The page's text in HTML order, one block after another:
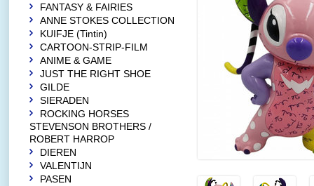
FANTASY & FAIRIES
ANNE STOKES COLLECTION
KUIFJE (Tintin)
CARTOON-STRIP-FILM
ANIME & GAME
JUST THE RIGHT SHOE
GILDE
SIERADEN
ROCKING HORSES
STEVENSON BROTHERS /
ROBERT HARROP
DIEREN
VALENTIJN
PASEN